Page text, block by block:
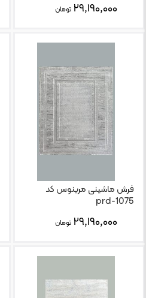
۲۹,۱۹۰,۰۰۰ تومان
فرش ماشینی مرینوس کد
prd-1075
۲۹,۱۹۰,۰۰۰ تومان